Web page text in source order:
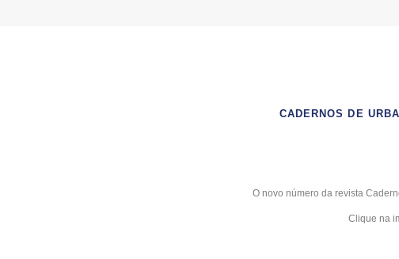
CADERNOS DE
O novo número da revista
Clique na